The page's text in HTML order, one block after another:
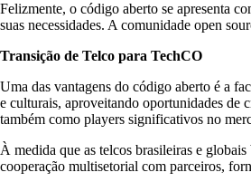
Felizmente, o código aberto se apresenta
suas necessidades. A comunidade open
Transição de Telco para TechCO
Uma das vantagens do código aberto é a
e culturais, aproveitando oportunidades de
também como players significativos no
À medida que as telcos brasileiras e
cooperação multisetorial com parceiros,